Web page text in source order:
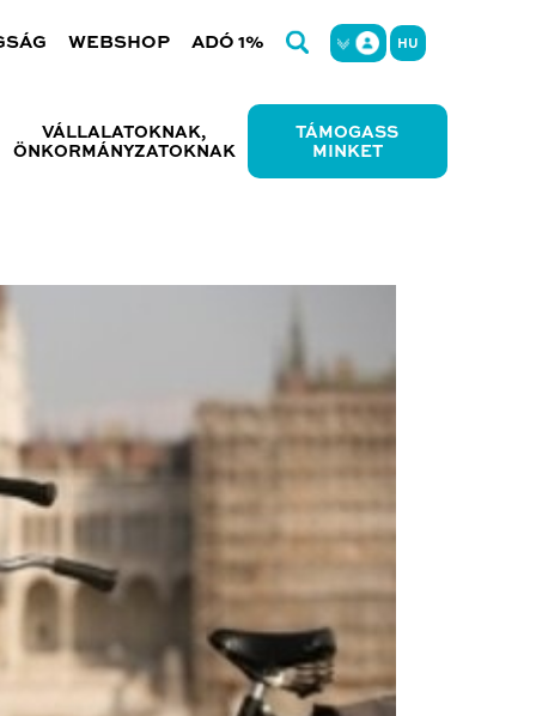
WEBSHOP ADÓ 1% HU
VÁLLALATOKNAK,
ÖNKORMÁNYZATOKNAK
TÁMOGASS
MINKET